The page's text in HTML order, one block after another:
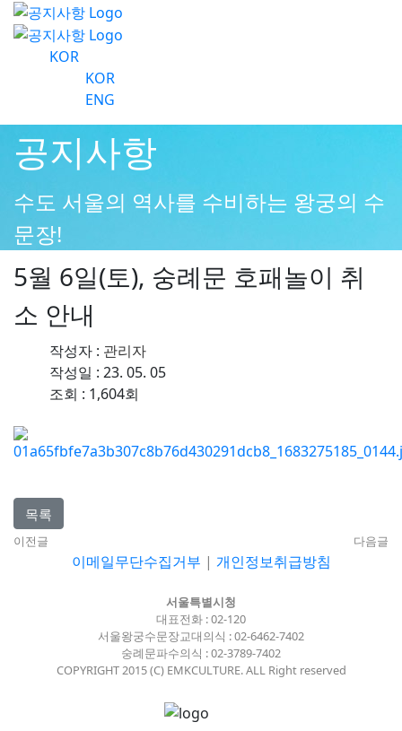
KOR
KOR
ENG
공지사항
수도 서울의 역사를 수비하는 왕궁의 수
문장!
5월 6일(토), 숭례문 호패놀이 취
소 안내
작성자 : 관리자
작성일 : 23. 05. 05
조회 : 1,604회
목록
이전글 다음글
이메일무단수집거부 | 개인정보취급방침
서울특별시청
대표전화 : 02-120
서울왕궁수문장교대의식 : 02-6462-7402
숭례문파수의식 : 02-3789-7402
COPYRIGHT 2015 (C) EMKCULTURE. ALL Right reserved